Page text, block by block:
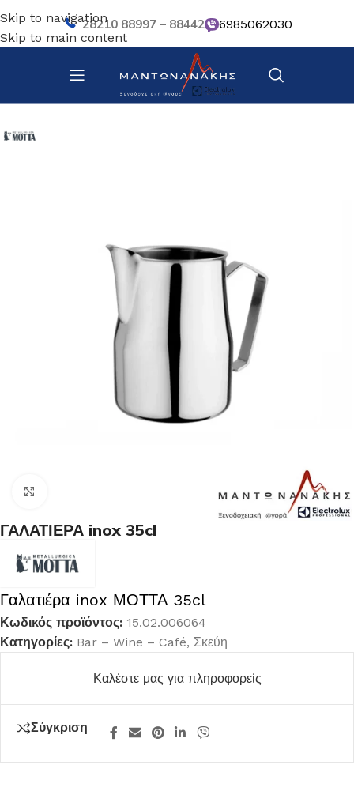
Skip to navigation
Skip to main content
28210 88997 – 88442 6985062030
Αρχική σελίδα/
ΓΑΛΑΤΙΕΡΑ inox 35cl
Γαλατιέρα inox ΜΟΤΤΑ 35cl
Κωδικός προϊόντος: 15.02.006064
Κατηγορίες: Bar – Wine – Café, Σκεύη
Καλέστε μας για πληροφορείς
Σύγκριση